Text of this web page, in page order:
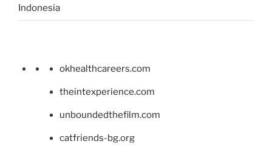
Indonesia
okhealthcareers.com
theintexperience.com
unboundedthefilm.com
catfriends-bg.org